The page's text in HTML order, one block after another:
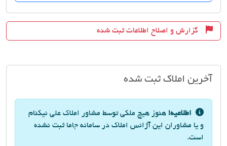
گزارش و اصلاح اطلاعات ثبت شده
آخرین املاک ثبت شده
اطلاعیه! هنوز هیچ ملکی توسط مشاور املاک علی نیکنام
و یا مشاوران این آژانس املاک در سامانه جاما ثبت نشده
است.